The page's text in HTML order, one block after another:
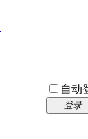
自动
登录